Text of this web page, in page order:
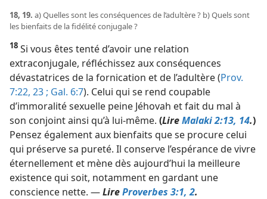
18, 19. a) Quelles sont les conséquences de l’adultère ? b) Quels sont
les bienfaits de la fidélité conjugale ?
18 Si vous êtes tenté d’avoir une relation
extraconjugale, réfléchissez aux conséquences
dévastatrices de la fornication et de l’adultère (Prov.
7:22, 23 ; Gal. 6:7). Celui qui se rend coupable
d’immoralité sexuelle peine Jéhovah et fait du mal à
son conjoint ainsi qu’à lui-​même. (LireMalaki 2:13, 14.)
Pensez également aux bienfaits que se procure celui
qui préserve sa pureté. Il conserve l’espérance de vivre
éternellement et mène dès aujourd’hui la meilleure
existence qui soit, notamment en gardant une
conscience nette. —LireProverbes 3:1, 2.